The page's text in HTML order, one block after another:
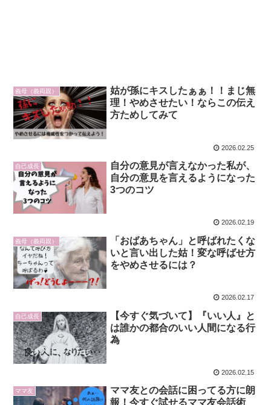
義母（義両親）
姑が孫にキスしたぁぁ！！まじ無
理！やめさせたい！ならこの伝え
方ためしてみて
2026.02.25
自己成長
自分の意見が言えなかった私が、
自分の意見を言えるようになった
3つのコツ
2026.02.19
義母（義両親）
「おばあちゃん」と呼ばれたくな
いと言い出した姑！変な呼ばせ方
をやめさせるには？
2026.02.17
自己成長
【今すぐ気づいて】『いい人』と
は誰かの都合のいい人間になる行
為
2026.02.15
ママ友
ママ友との会話に困ってる方に朗
報！今すぐ試せるママ友会話術